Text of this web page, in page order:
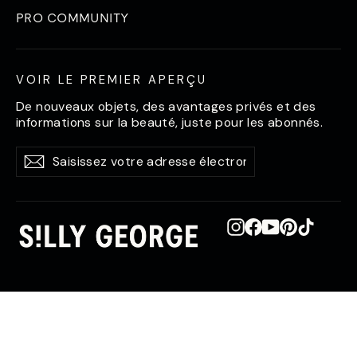
PRO COMMUNITY
VOIR LE PREMIER APERÇU
De nouveaux objets, des avantages privés et des
informations sur la beauté, juste pour les abonnés.
Saisissez
votre
électronique
S'abonner
S'abonner
Instagram
Facebook
YouTube
Pinterest
TikTok